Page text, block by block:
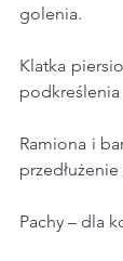
golenia.
Klatka
Ramiona i
Pachy – dla